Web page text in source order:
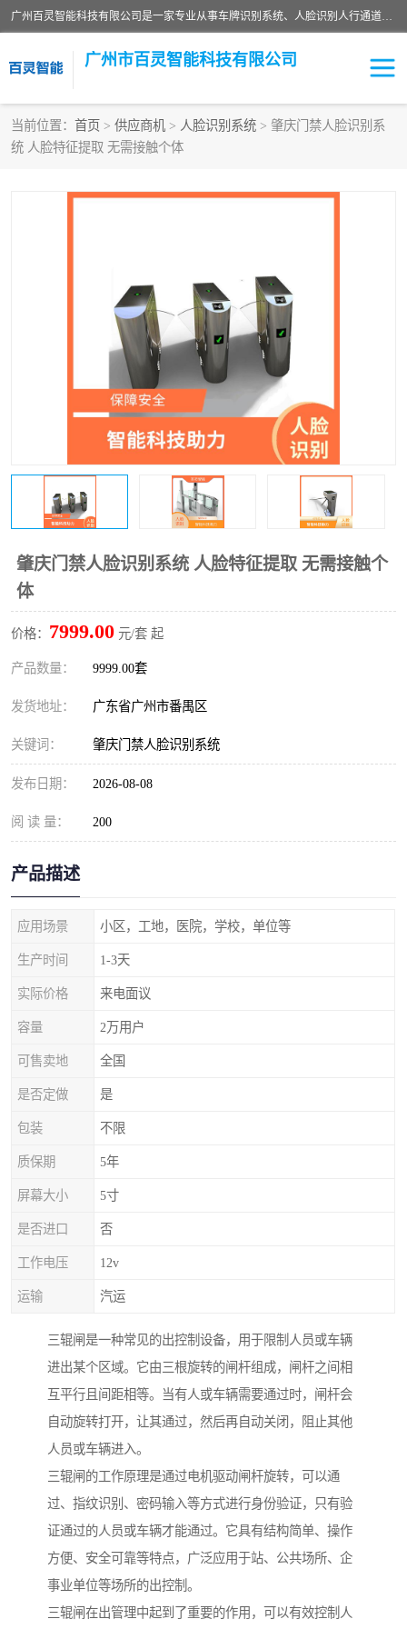
广州百灵智能科技有限公司是一家专业从事车牌识别系统、人脸识别人行通道、安防监控交通设施、停车场智能管理系统、停车场云平台、车牌识别一体机、自动道闸、通道设备、交通设施及交通划线等产品研发、生产和销售的高新技术企业。
广州市百灵智能科技有限公司
当前位置： 首页 > 供应商机 > 人脸识别系统 > 肇庆门禁人脸识别系
统 人脸特征提取 无需接触个体
肇庆门禁人脸识别系统 人脸特征提取 无需接触个
体
价格： 7999.00 元/套 起
产品数量： 9999.00套
发货地址： 广东省广州市番禺区
关键词： 肇庆门禁人脸识别系统
发布日期： 2026-08-08
阅 读 量： 200
产品描述
应用场景 小区，工地，医院，学校，单位等
生产时间 1-3天
实际价格 来电面议
容量 2万用户
可售卖地 全国
是否定做 是
包装 不限
质保期 5年
屏幕大小 5寸
是否进口 否
工作电压 12v
运输 汽运
三辊闸是一种常见的出控制设备，用于限制人员或车辆
进出某个区域。它由三根旋转的闸杆组成，闸杆之间相
互平行且间距相等。当有人或车辆需要通过时，闸杆会
自动旋转打开，让其通过，然后再自动关闭，阻止其他
人员或车辆进入。
三辊闸的工作原理是通过电机驱动闸杆旋转，可以通
过、指纹识别、密码输入等方式进行身份验证，只有验
证通过的人员或车辆才能通过。它具有结构简单、操作
方便、安全可靠等特点，广泛应用于站、公共场所、企
事业单位等场所的出控制。
三辊闸在出管理中起到了重要的作用，可以有效控制人
安防监控红外报警系统
人脸识别系统